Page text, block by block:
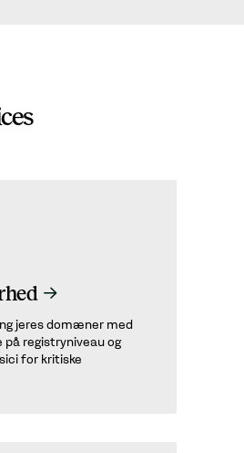
jeres domæner med
på registryniveau og
for kritiske